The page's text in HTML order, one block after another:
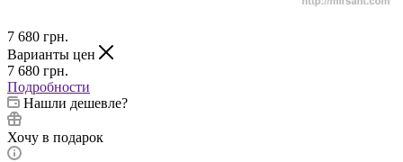
7 680 грн.
Варианты цен
7 680 грн.
Подробности
Нашли дешевле?
Хочу в подарок